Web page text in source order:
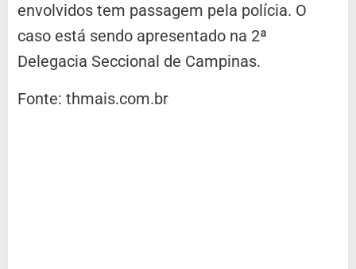
envolvidos tem passagem pela polícia. O
caso está sendo apresentado na 2ª
Delegacia Seccional de Campinas.
Fonte: thmais.com.br